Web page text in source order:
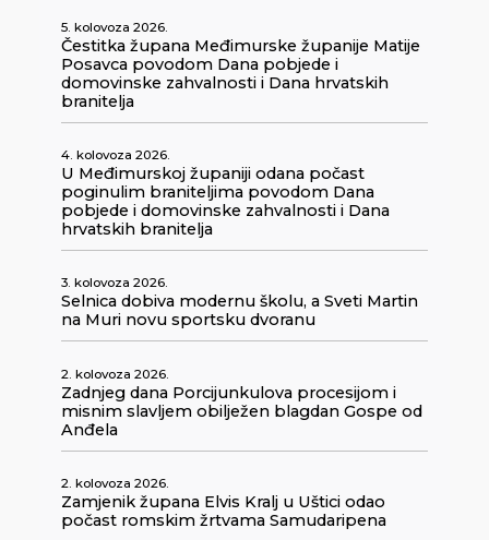
5. kolovoza 2026.
Čestitka župana Međimurske županije Matije
Posavca povodom Dana pobjede i
domovinske zahvalnosti i Dana hrvatskih
branitelja
4. kolovoza 2026.
U Međimurskoj županiji odana počast
poginulim braniteljima povodom Dana
pobjede i domovinske zahvalnosti i Dana
hrvatskih branitelja
3. kolovoza 2026.
Selnica dobiva modernu školu, a Sveti Martin
na Muri novu sportsku dvoranu
2. kolovoza 2026.
Zadnjeg dana Porcijunkulova procesijom i
misnim slavljem obilježen blagdan Gospe od
Anđela
2. kolovoza 2026.
Zamjenik župana Elvis Kralj u Uštici odao
počast romskim žrtvama Samudaripena